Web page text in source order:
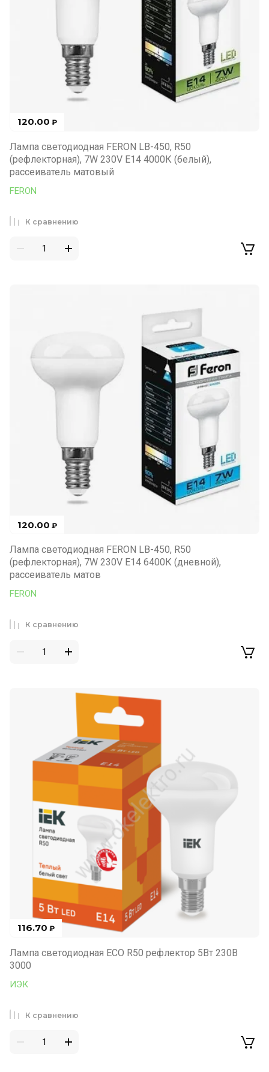
120.00 ₽
Лампа светодиодная FERON LB-450, R50
(рефлекторная), 7W 230V E14 4000К (белый),
рассеиватель матовый
FERON
К сравнению
120.00 ₽
Лампа светодиодная FERON LB-450, R50
(рефлекторная), 7W 230V E14 6400К (дневной),
рассеиватель матов
FERON
К сравнению
116.70 ₽
Лампа светодиодная ECO R50 рефлектор 5Вт 230В
3000
ИЭК
К сравнению